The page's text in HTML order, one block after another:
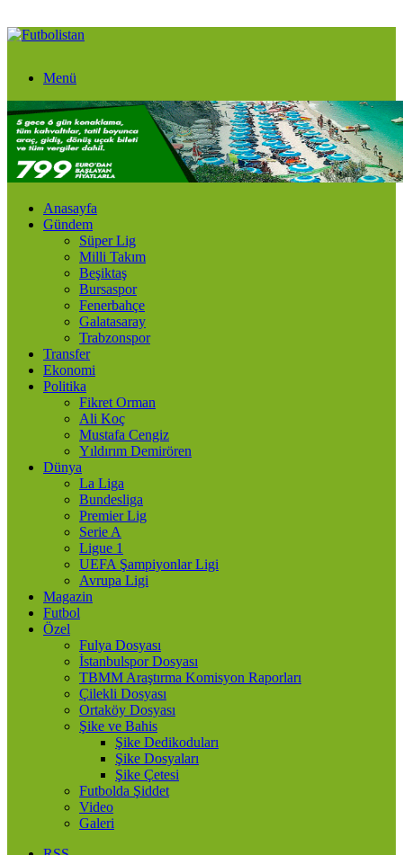
Menü
Anasayfa
Gündem
Süper Lig
Milli Takım
Beşiktaş
Bursaspor
Fenerbahçe
Galatasaray
Trabzonspor
Transfer
Ekonomi
Politika
Fikret Orman
Ali Koç
Mustafa Cengiz
Yıldırım Demirören
Dünya
La Liga
Bundesliga
Premier Lig
Serie A
Ligue 1
UEFA Şampiyonlar Ligi
Avrupa Ligi
Magazin
Futbol
Özel
Fulya Dosyası
İstanbulspor Dosyası
TBMM Araştırma Komisyon Raporları
Çilekli Dosyası
Ortaköy Dosyası
Şike ve Bahis
Şike Dedikoduları
Şike Dosyaları
Şike Çetesi
Futbolda Şiddet
Video
Galeri